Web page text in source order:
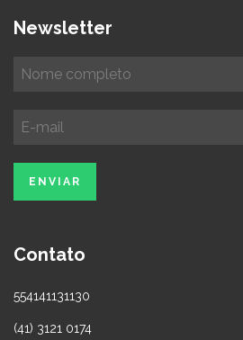
Newsletter
Contato
554141131130
(41) 3121 0174